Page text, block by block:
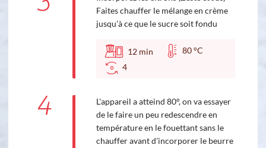
Faites chauffer le mélange en crème
jusqu'à ce que le sucre soit fondu
12 min
80 °C
4
4
L'appareil a atteind 80°, on va essayer
de le faire un peu redescendre en
température en le fouettant sans le
chauffer avant d'incorporer le beurre